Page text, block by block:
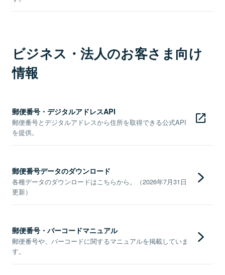
ビジネス・法人のお客さま向け
情報
郵便番号・デジタルアドレスAPI
郵便番号とデジタルアドレスから住所を取得できる公式API
を提供。
郵便番号データのダウンロード
各種データのダウンロードはこちらから。（2026年7月31日
更新）
郵便番号・バーコードマニュアル
郵便番号や、バーコードに関するマニュアルを掲載していま
す。